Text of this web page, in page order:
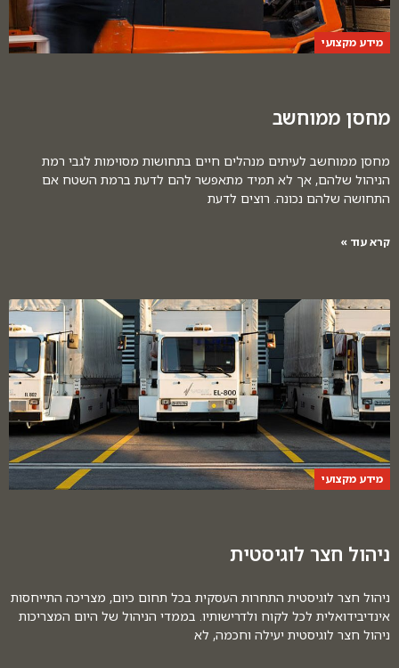
מידע מקצועי
מחסן ממוחשב
מחסן ממוחשב לעיתים מנהלים חיים בתחושות מסוימות לגבי רמת
הניהול שלהם, אך לא תמיד מתאפשר להם לדעת ברמת השטח אם
התחושה שלהם נכונה. רוצים לדעת
קרא עוד »
מידע מקצועי
ניהול חצר לוגיסטית
ניהול חצר לוגיסטית התחרות העסקית בכל תחום כיום, מצריכה התייחסות
אינדיבידואלית לכל לקוח ולדרישותיו. בממדי הניהול של היום המצריכות
ניהול חצר לוגיסטית יעילה וחכמה, לא